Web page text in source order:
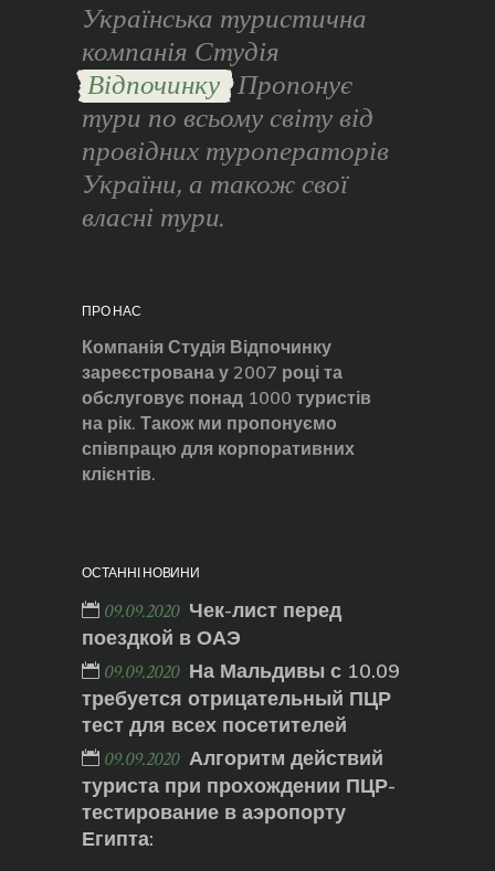
Українська туристична
компанія Студія
Відпочинку Пропонує
тури по всьому світу від
провідних туроператорів
України, а також свої
власні тури.
ПРО НАС
Компанія Студія Відпочинку
зареєстрована у 2007 році та
обслуговує понад 1000 туристів
на рік. Також ми пропонуємо
співпрацю для корпоративних
клієнтів.
ОСТАННІ НОВИНИ
09.09.2020 Чек-лист перед
поездкой в ОАЭ
09.09.2020 На Мальдивы с 10.09
требуется отрицательный ПЦР
тест для всех посетителей
09.09.2020 Алгоритм действий
туриста при прохождении ПЦР-
тестирование в аэропорту
Египта: